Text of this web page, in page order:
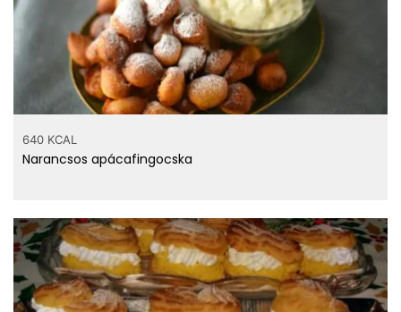
640 KCAL
Narancsos apácafingocska